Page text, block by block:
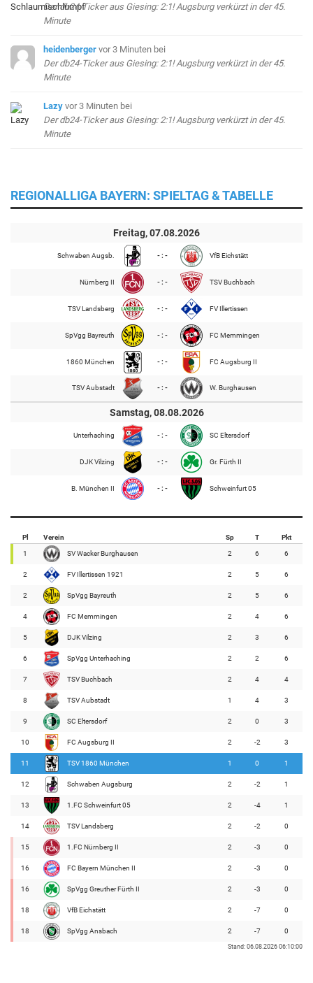
Der db24-Ticker aus Giesing: 2:1! Augsburg verkürzt in der 45.
Minute
heidenberger vor 3 Minuten bei
Der db24-Ticker aus Giesing: 2:1! Augsburg verkürzt in der 45.
Minute
Lazy vor 3 Minuten bei
Der db24-Ticker aus Giesing: 2:1! Augsburg verkürzt in der 45.
Minute
REGIONALLIGA BAYERN: SPIELTAG & TABELLE
Freitag, 07.08.2026
Schwaben Augsb. - : - VfB Eichstätt
Nürnberg II - : - TSV Buchbach
TSV Landsberg - : - FV Illertissen
SpVgg Bayreuth - : - FC Memmingen
1860 München - : - FC Augsburg II
TSV Aubstadt - : - W. Burghausen
Samstag, 08.08.2026
Unterhaching - : - SC Eltersdorf
DJK Vilzing - : - Gr. Fürth II
B. München II - : - Schweinfurt 05
Pl Verein Sp T Pkt
1 SV Wacker Burghausen 2 6 6
2 FV Illertissen 1921 2 5 6
2 SpVgg Bayreuth 2 5 6
4 FC Memmingen 2 4 6
5 DJK Vilzing 2 3 6
6 SpVgg Unterhaching 2 2 6
7 TSV Buchbach 2 4 4
8 TSV Aubstadt 1 4 3
9 SC Eltersdorf 2 0 3
10 FC Augsburg II 2 -2 3
11 TSV 1860 München 1 0 1
12 Schwaben Augsburg 2 -2 1
13 1.FC Schweinfurt 05 2 -4 1
14 TSV Landsberg 2 -2 0
15 1.FC Nürnberg II 2 -3 0
16 FC Bayern München II 2 -3 0
16 SpVgg Greuther Fürth II 2 -3 0
18 VfB Eichstätt 2 -7 0
18 SpVgg Ansbach 2 -7 0
Stand: 06.08.2026 06:10:00